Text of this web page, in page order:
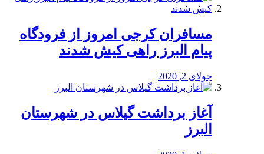
مسافران کرجی امروز از فرودگاه
پیام البرز راهی کیش شدند
جولای 2, 2020
آغاز برداشت گیلاس در شهرستان
البرز